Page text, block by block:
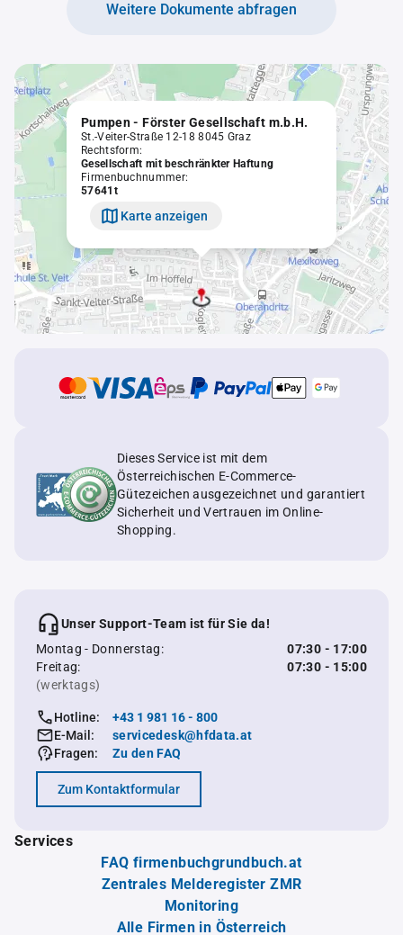
Weitere Dokumente abfragen
Pumpen - Förster Gesellschaft m.b.H.
St.-Veiter-Straße 12-18 8045 Graz
Rechtsform:
Gesellschaft mit beschränkter Haftung
Firmenbuchnummer:
57641t
Karte anzeigen
Dieses Service ist mit dem
Österreichischen E-Commerce-
Gütezeichen ausgezeichnet und garantiert
Sicherheit und Vertrauen im Online-
Shopping.
Unser Support-Team ist für Sie da!
Montag - Donnerstag:
07:30 - 17:00
Freitag:
07:30 - 15:00
(werktags)
Hotline:
+43 1 981 16 - 800
E-Mail:
servicedesk@hfdata.at
Fragen:
Zu den FAQ
Zum Kontaktformular
Services
FAQ firmenbuchgrundbuch.at
Zentrales Melderegister ZMR
Monitoring
Alle Firmen in Österreich